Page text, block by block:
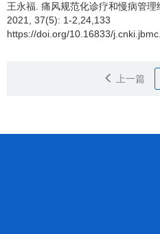
王永福. 痛风规范化诊疗和慢病管理
2021, 37(5): 1-2,24,133
https://doi.org/10.16833/
上一篇